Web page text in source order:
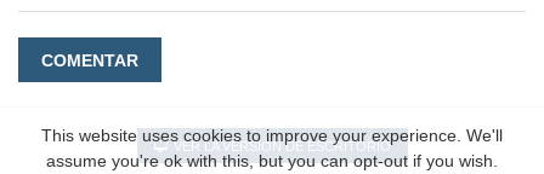
COMENTAR
VER LA VERSIÓN DE ESCRITORIO
This website uses cookies to improve your experience. We'll
assume you're ok with this, but you can opt-out if you wish.